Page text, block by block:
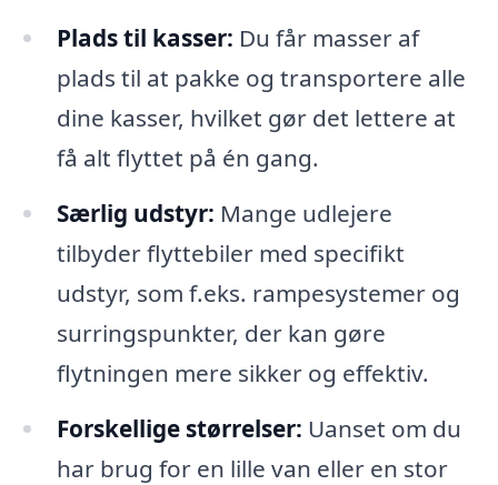
Plads til kasser: Du får masser af
plads til at pakke og transportere alle
dine kasser, hvilket gør det lettere at
få alt flyttet på én gang.
Særlig udstyr: Mange udlejere
tilbyder flyttebiler med specifikt
udstyr, som f.eks. rampesystemer og
surringspunkter, der kan gøre
flytningen mere sikker og effektiv.
Forskellige størrelser: Uanset om du
har brug for en lille van eller en stor